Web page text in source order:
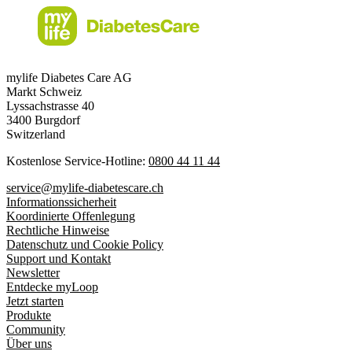
mylife Diabetes Care AG
Markt Schweiz
Lyssachstrasse 40
3400 Burgdorf
Switzerland
Kostenlose Service-Hotline: 0800 44 11 44
service@mylife-diabetescare.ch
Informationssicherheit
Koordinierte Offenlegung
Rechtliche Hinweise
Datenschutz und Cookie Policy
Support und Kontakt
Newsletter
Entdecke myLoop
Jetzt starten
Produkte
Community
Über uns